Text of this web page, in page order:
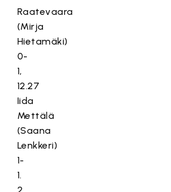
Raatevaara
(Mirja
Hietamäki)
0-
1,
12.27
Iida
Mettälä
(Saana
Lenkkeri)
1-
1.